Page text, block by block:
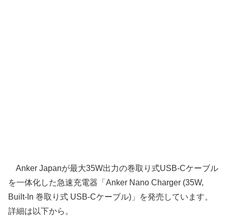
Anker Japanが最大35W出力の巻取り式USB-Cケーブル
を一体化した急速充電器「Anker Nano Charger (35W,
Built-In 巻取り式 USB-Cケーブル)」を発売しています。
詳細は以下から。